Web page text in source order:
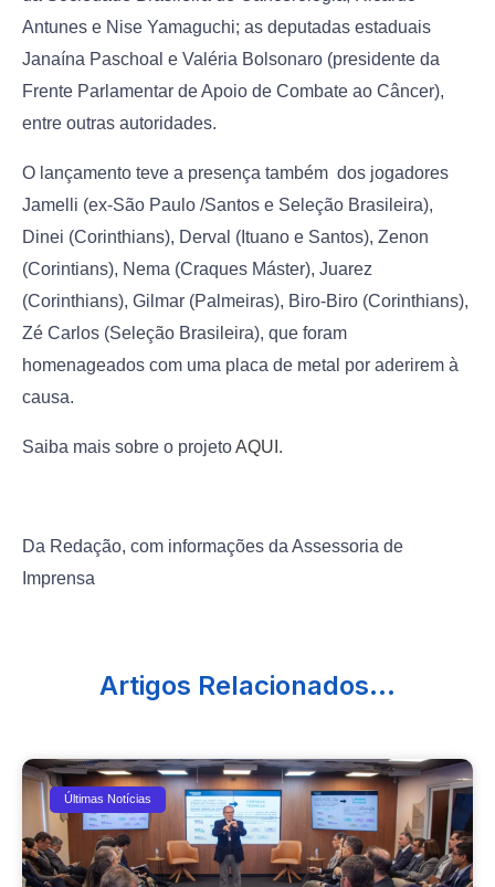
Antunes e Nise Yamaguchi; as deputadas estaduais
Janaína Paschoal e Valéria Bolsonaro (presidente da
Frente Parlamentar de Apoio de Combate ao Câncer),
entre outras autoridades.
O lançamento teve a presença também dos jogadores
Jamelli (ex-São Paulo /Santos e Seleção Brasileira),
Dinei (Corinthians), Derval (Ituano e Santos), Zenon
(Corintians), Nema (Craques Máster), Juarez
(Corinthians), Gilmar (Palmeiras), Biro-Biro (Corinthians),
Zé Carlos (Seleção Brasileira), que foram
homenageados com uma placa de metal por aderirem à
causa.
Saiba mais sobre o projetoAQUI .
Da Redação, com informações da Assessoria de
Imprensa
Artigos Relacionados...
Últimas Notícias